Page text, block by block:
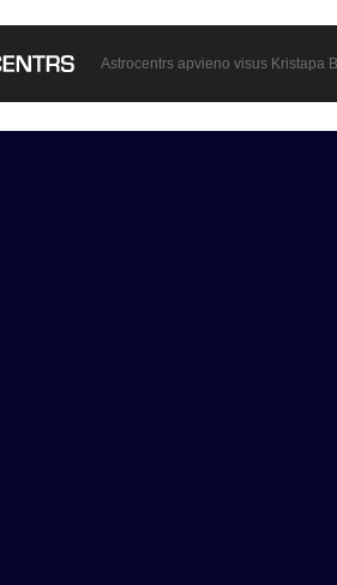
Astrocentrs apvieno visus Kristapa